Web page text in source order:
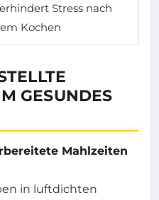
Stress nach
Kochen
GESUNDES
Mahlzeiten
in luftdichten